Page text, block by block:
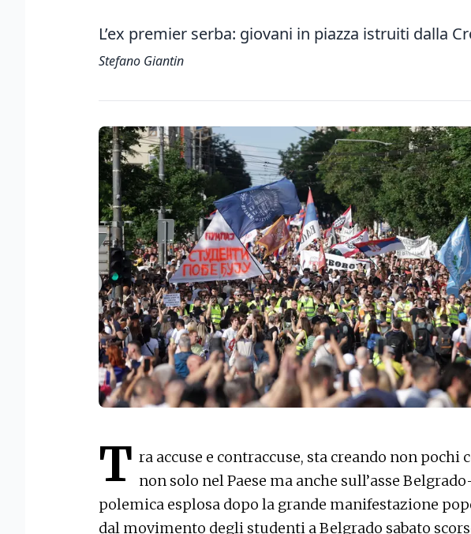
L’ex premier serba: giovani in piazza istruiti dalla
Stefano Giantin
T ra accuse e contraccuse, sta creando non pochi
non solo nel Paese ma anche sull’asse
polemica esplosa dopo la grande manifestazione
dal movimento degli studenti a Belgrado sabato